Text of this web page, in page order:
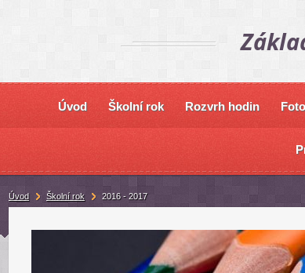
Úvod Školní rok Rozvrh hodin
Úvod Školní rok 2016 - 2017